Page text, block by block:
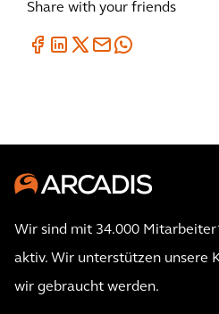
Share with your friends
Wir sind mit 34.000
aktiv. Wir unterstützen unsere
wir gebraucht werden.